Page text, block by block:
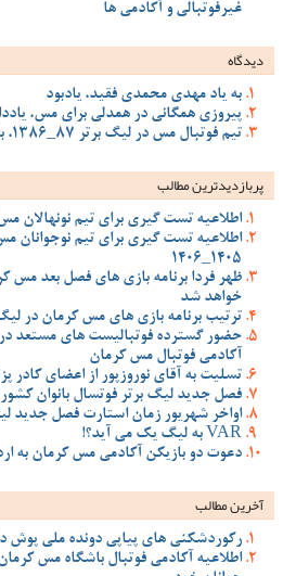
غیرفوتبالی و آکادمی‌ ها
دیدگاه
به یاد مهدی محمدی فقید، یادبود
پیروزی همگانی در همدلی برای مس،
تیم فوتبال مس در لیگ برتر 87_1386، با خاطرات مس
پربازدیدترین‌ مطالب
اطلاعیه تست گیری برای تیم نونهالان مس
اطلاعیه تست گیری برای تیم نوجوانان
1405_1406
ظهر فردا برنامه بازی های فصل بعد
خواهد شد
ترتیب برنامه بازی های مس کرمان در
حضور گسترده فوتبالیست های مستعد
آکادمی فوتبال مس کرمان
تسلیت به آقای نوروزپور از اعضای
فصل جدید لیگ برتر فوتسال بانوان کشور
اواخر شهریور زمان استارت فصل جدید
VAR به لیگ یک می آید؟!
دعوت دو بازیکن آکادمی مس کرمان به
آخرین مطالب
رکوردشکنی های پیاپی دونده ملی پوش
اطلاعیه آکادمی فوتبال باشگاه مس